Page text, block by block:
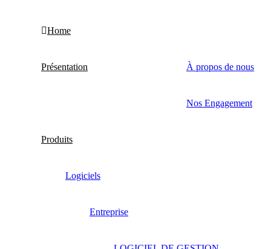
Home
Présentation À propos de nous
Nos Engagement
Produits
Logiciels
Entreprise